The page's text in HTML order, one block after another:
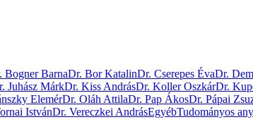
Bogner BarnaDr. Bor KatalinDr. Cserepes ÉvaDr.
Juhász MárkDr. Kiss AndrásDr. Koller OszkárDr.
ElemérDr. Oláh AttilaDr. Pap ÁkosDr. Pápai
IstvánDr. Vereczkei AndrásEgyébTudományos